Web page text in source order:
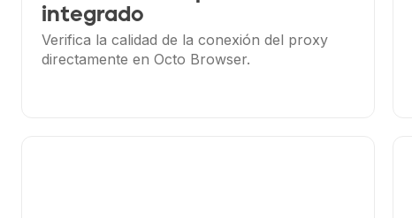
integrado
Verifica la calidad de la conexión del proxy
directamente en Octo Browser.